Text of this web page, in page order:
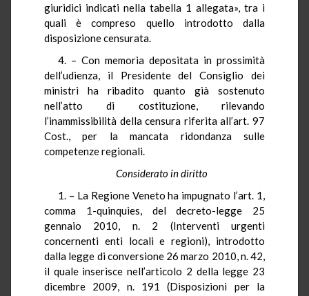
giuridici indicati nella tabella 1 allegata», tra i
quali è compreso quello introdotto dalla
disposizione censurata.
4. – Con memoria depositata in prossimità
dell’udienza, il Presidente del Consiglio dei
ministri ha ribadito quanto già sostenuto
nell’atto di costituzione, rilevando
l’inammissibilità della censura riferita all’art. 97
Cost., per la mancata ridondanza sulle
competenze regionali.
Considerato in diritto
1. – La Regione Veneto ha impugnato l’art. 1,
comma 1-quinquies, del decreto-legge 25
gennaio 2010, n. 2 (Interventi urgenti
concernenti enti locali e regioni), introdotto
dalla legge di conversione 26 marzo 2010, n. 42,
il quale inserisce nell’articolo 2 della legge 23
dicembre 2009, n. 191 (Disposizioni per la